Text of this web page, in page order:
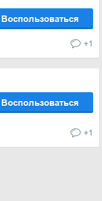
Воспользоваться
+1
Воспользоваться
+1